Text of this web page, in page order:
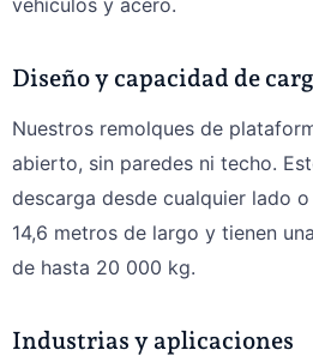
Diseño y capacidad de
Nuestros remolques de
abierto, sin paredes ni techo.
descarga desde cualquier lado
14,6 metros de largo y tienen
de hasta 20 000 kg.
Industrias y aplicaciones